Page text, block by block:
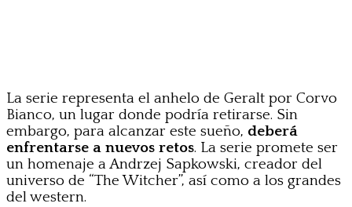
La serie representa el anhelo de Geralt por Corvo
Bianco, un lugar donde podría retirarse. Sin
embargo, para alcanzar este sueño, deberá
enfrentarse a nuevos retos. La serie promete ser
un homenaje a Andrzej Sapkowski, creador del
universo de “The Witcher”, así como a los grandes
del western.